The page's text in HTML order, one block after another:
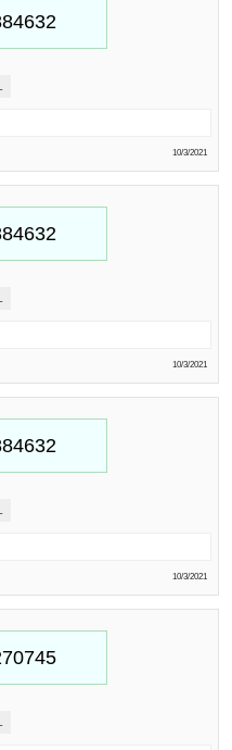
10/3/2021
10/3/2021
10/3/2021